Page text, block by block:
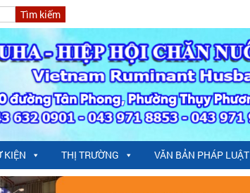
KIỆN THỊ TRƯỜNG VĂN BẢN PHÁP LUẬT